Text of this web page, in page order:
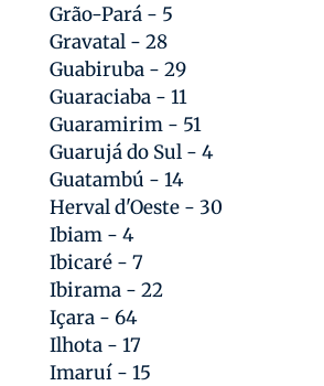
Grão-Pará - 5
Gravatal - 28
Guabiruba - 29
Guaraciaba - 11
Guaramirim - 51
Guarujá do Sul - 4
Guatambú - 14
Herval d'Oeste - 30
Ibiam - 4
Ibicaré - 7
Ibirama - 22
Içara - 64
Ilhota - 17
Imaruí - 15